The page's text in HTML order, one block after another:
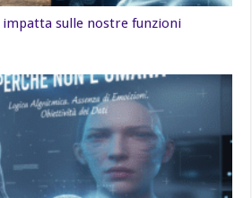
sulle nostre funzioni